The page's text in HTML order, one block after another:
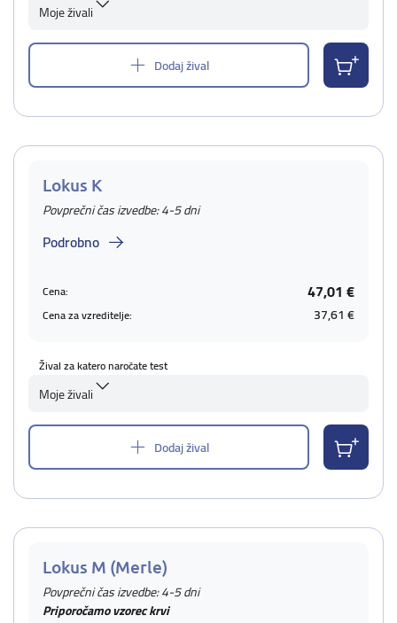
Moje živali
Dodaj žival
Lokus K
Povprečni čas izvedbe: 4-5 dni
Podrobno
Cena: 47,01 €
Cena za vzreditelje: 37,61 €
Žival za katero naročate test
Moje živali
Dodaj žival
Lokus M (Merle)
Povprečni čas izvedbe: 4-5 dni
Priporočamo vzorec krvi